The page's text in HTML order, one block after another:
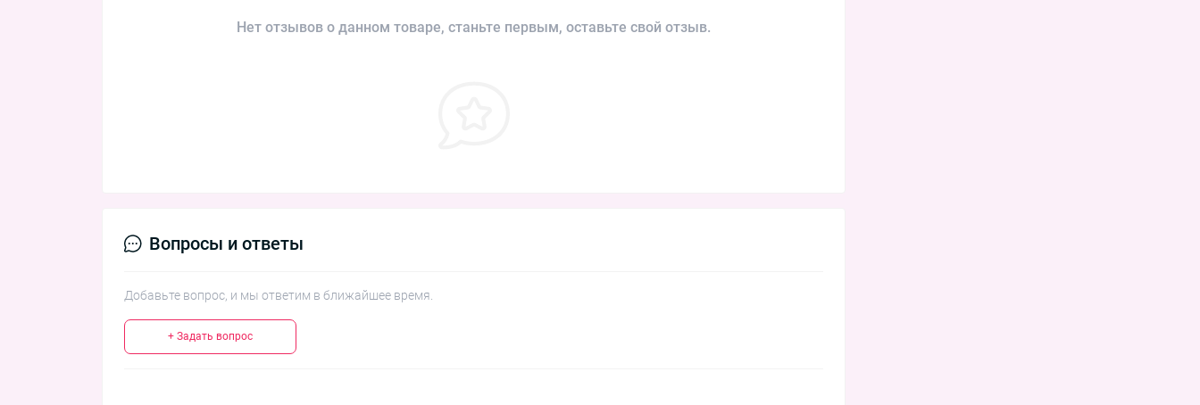
Нет отзывов о данном товаре, станьте первым, оставьте свой отзыв.
Вопросы и ответы
Добавьте вопрос, и мы ответим в ближайшее время.
+ Задать вопрос